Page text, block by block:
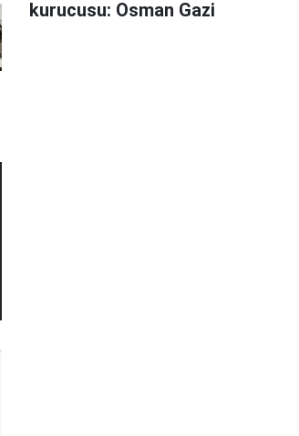
kurucusu: Osman Gazi